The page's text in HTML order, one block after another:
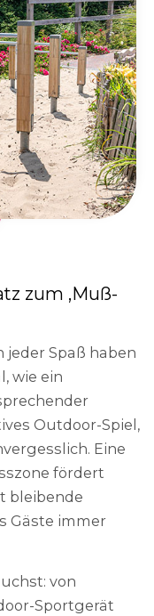
zum ‚Muß-
jeder Spaß haben
wie ein
Outdoor-Spiel,
Eine
fördert
bleibende
Gäste immer
von
Sportgerät